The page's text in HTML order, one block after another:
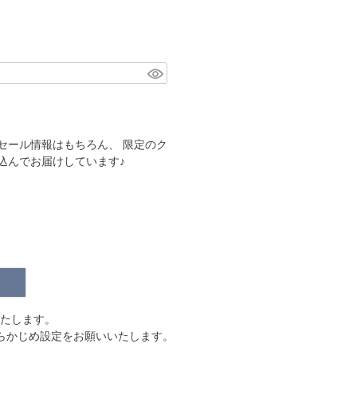
ール情報はもちろん、 限定のク
んでお届けしています♪
します。
じめ設定をお願いいたします。